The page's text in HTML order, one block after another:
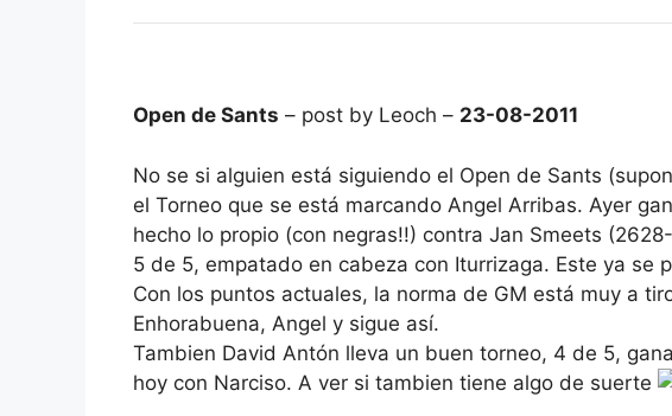
Open de Sants – post by Leoch – 23-08-2011
No se si alguien está siguiendo el Open de Sants
el Torneo que se está marcando Angel Arribas. Ayer
hecho lo propio (con negras!!) contra Jan Smeets
5 de 5, empatado en cabeza con Iturrizaga. Este ya se
Con los puntos actuales, la norma de GM está muy a
Enhorabuena, Angel y sigue así.
Tambien David Antón lleva un buen torneo, 4 de 5,
hoy con Narciso. A ver si tambien tiene algo de suerte